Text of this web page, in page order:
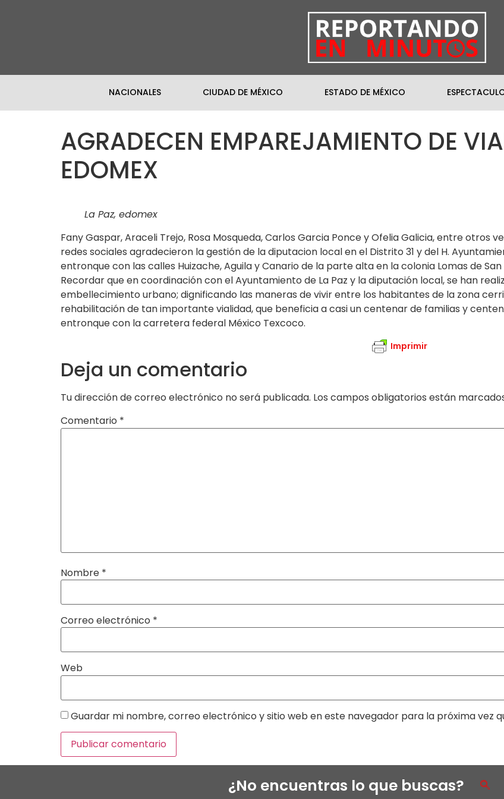
NACIONALES CIUDAD DE MÉXICO ESTADO DE MÉXICO
AGRADECEN EMPAREJAMIENTO DE
EDOMEX
La Paz, edomex
Fany Gaspar, Araceli Trejo, Rosa Mosqueda, Carlos Garcia Ponce y Ofelia Galicia, entre otros
redes sociales agradecieron la gestión de la diputacion local en el Distrito 31 y del H.
entronque con las calles Huizache, Aguila y Canario de la parte alta en la colonia Lomas de
Recordar que en coordinación con el Ayuntamiento de La Paz y la diputación local, se han
embellecimiento urbano; dignificando las maneras de vivir entre los habitantes de la zona
rehabilitación de tan importante vialidad, que beneficia a casi un centenar de familias y
entronque con la carretera federal México Texcoco.
Imprimir
Deja un comentario
Tu dirección de correo electrónico no será publicada. Los campos obligatorios están
Comentario *
Nombre *
Correo electrónico *
Web
Guardar mi nombre, correo electrónico y sitio web en este navegador para la próxima vez
¿No encuentras lo que buscas?